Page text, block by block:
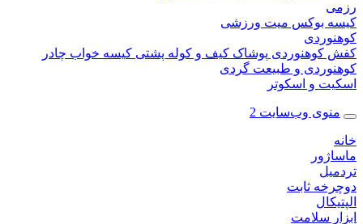
بوکسمیت ورزشی
کوهنوردیپوشاککیف و کوله پشتیکیسه خوابچادر
و طبیعت گردی
و اسکوتر
وب‌سایت 2
ثابت
سلامت